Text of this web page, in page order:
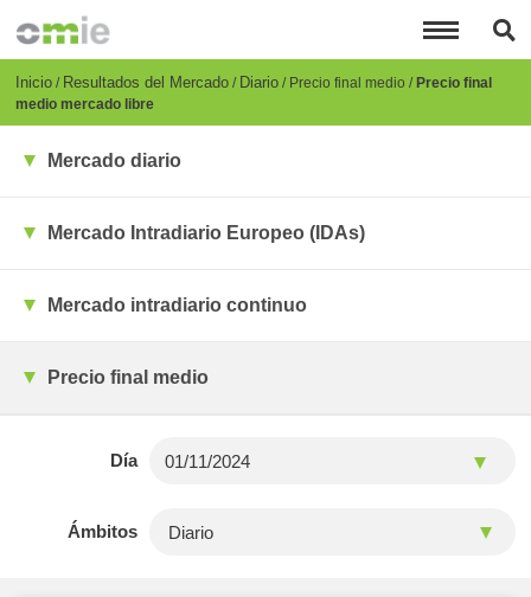
principal
Breadcrumb
Inicio Resultados del Mercado Diario Precio final medio Precio final
medio mercado libre
Mercado diario
Mercado Intradiario Europeo (IDAs)
Mercado intradiario continuo
Precio final medio
Día
Ámbitos